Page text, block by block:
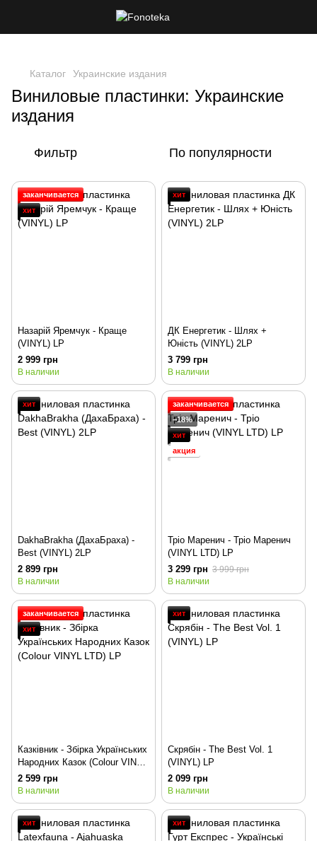
Каталог Украинские издания
Виниловые пластинки: Украинские
издания
Фильтр По популярности
заканчивается
хит
Назарій Яремчук - Краще
(VINYL) LP
2 999 грн
В наличии
хит
ДК Енергетик - Шлях +
Юність (VINYL) 2LP
3 799 грн
В наличии
хит
DakhaBrakha (ДахаБраха) -
Best (VINYL) 2LP
2 899 грн
В наличии
заканчивается
−18%
хит
акция
Тріо Маренич - Тріо Маренич
(VINYL LTD) LP
3 299 грн 3 999 грн
В наличии
заканчивается
хит
Казківник - Збірка Українських
Народних Казок (Colour VINYL
LTD) LP
2 599 грн
В наличии
хит
Скрябін - The Best Vol. 1
(VINYL) LP
2 099 грн
В наличии
хит хит